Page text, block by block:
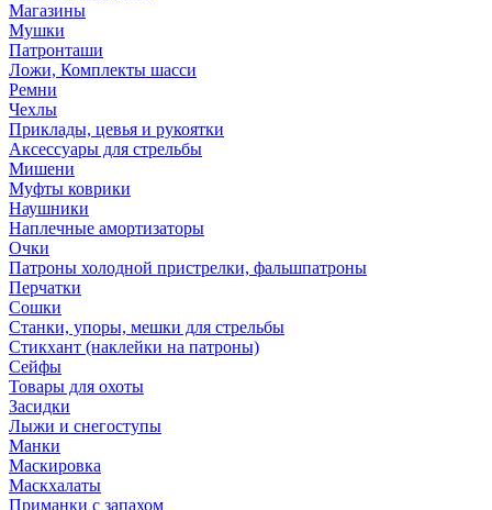
Магазины
Мушки
Патронташи
Ложи, Комплекты шасси
Ремни
Чехлы
Приклады, цевья и рукоятки
Аксессуары для стрельбы
Мишени
Муфты коврики
Наушники
Наплечные амортизаторы
Очки
Патроны холодной пристрелки, фальшпатроны
Перчатки
Сошки
Станки, упоры, мешки для стрельбы
Стикхант (наклейки на патроны)
Сейфы
Товары для охоты
Засидки
Лыжи и снегоступы
Манки
Маскировка
Маскхалаты
Приманки с запахом